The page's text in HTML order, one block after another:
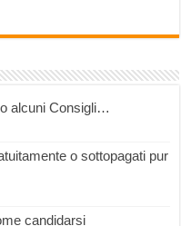
alcuni Consigli…
o sottopagati pur
candidarsi